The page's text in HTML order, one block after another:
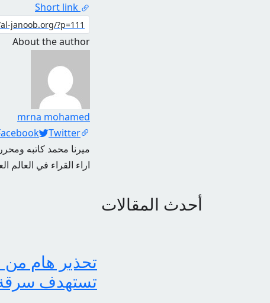
Short link
About the author
mrna mohamed
Social Links
Twitter
ميرنا محمد كاتبه
اراء القراء في العالم
أحدث المقالات
تحذير هام من
تستهدف سرقة